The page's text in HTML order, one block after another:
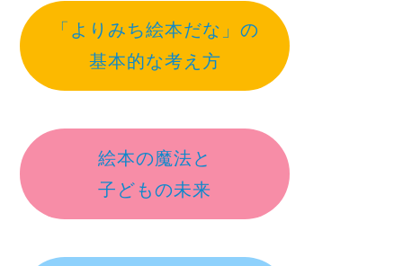
「よりみち絵本だな」の
基本的な考え方
絵本の魔法と
子どもの未来